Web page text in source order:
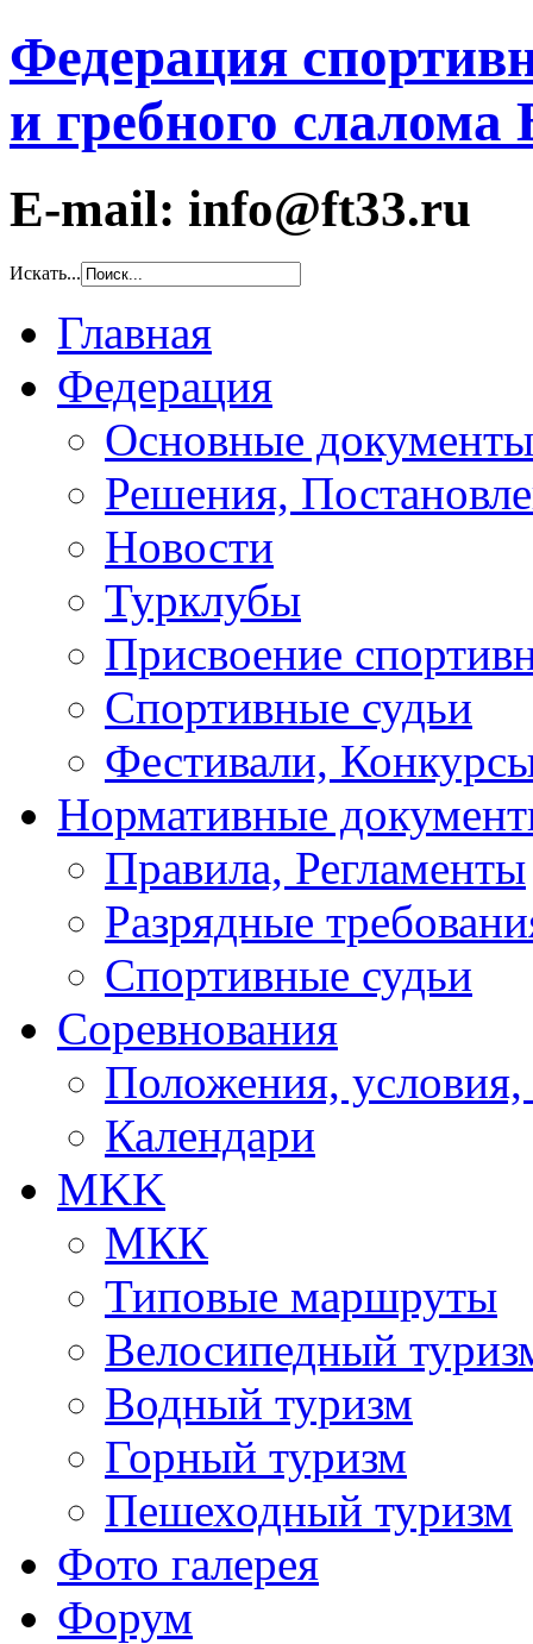
Федерация
и гребного
E-mail: info@ft33.ru
Искать...
Главная
Федерация
Основные документы
Решения,
Новости
Турклубы
Присвоение
Спортивные судьи
Фестивали,
Нормативные
Правила, Регламенты
Разрядные
Спортивные судьи
Соревнования
Положения, условия,
Календари
MKK
МКК
Типовые маршруты
Велосипедный
Водный туризм
Горный туризм
Пешеходный туризм
Фото галерея
Форум